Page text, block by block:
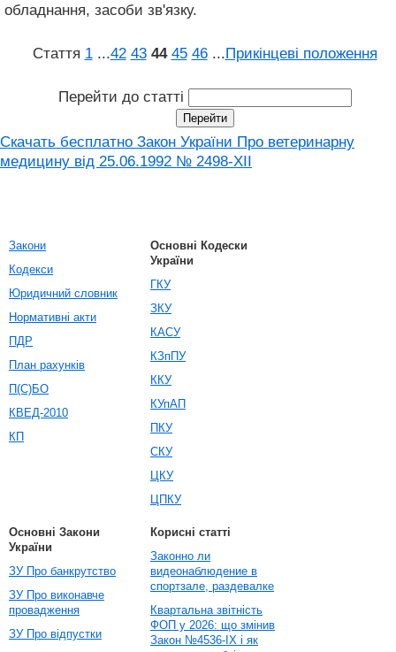
обладнання, засоби зв'язку.
Стаття 1 ...42 43 44 45 46 ...Прикінцеві положення
Перейти до статті
Скачать бесплатно Закон України Про ветеринарну
медицину від 25.06.1992 № 2498-XII
Закони
Кодекси
Юридичний словник
Нормативні акти
ПДР
План рахунків
П(С)БО
КВЕД-2010
КП
Основні Кодески
України
ГКУ
ЗКУ
КАСУ
КЗпПУ
ККУ
КУпАП
ПКУ
СКУ
ЦКУ
ЦПКУ
Основні Закони
України
ЗУ Про банкрутство
ЗУ Про виконавче
провадження
ЗУ Про відпустки
Корисні статті
Законно ли
видеонаблюдение в
спортзале, раздевалке
Квартальна звітність
ФОП у 2026: що змінив
Закон №4536-IX і як